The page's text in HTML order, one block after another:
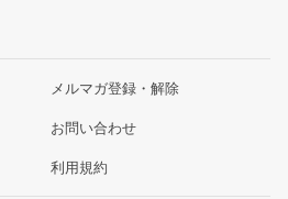
メルマガ登録・解除
お問い合わせ
利用規約